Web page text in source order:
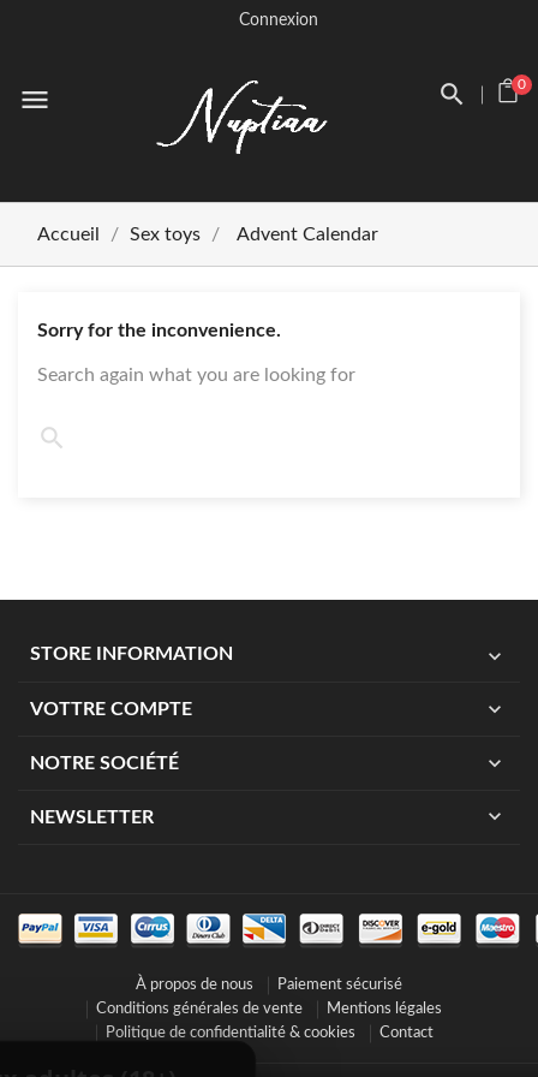
Connexion
menu 0
Accueil Sex toys Advent Calendar
Sorry for the inconvenience.
Search again what you are looking for
STORE INFORMATION expand_more
VOTTRE COMPTE expand_more
NOTRE SOCIÉTÉ expand_more
NEWSLETTER expand_more
À propos de nous
Paiement sécurisé
Conditions générales de vente
Mentions légales
Politique de confidentialité & cookies
Contact